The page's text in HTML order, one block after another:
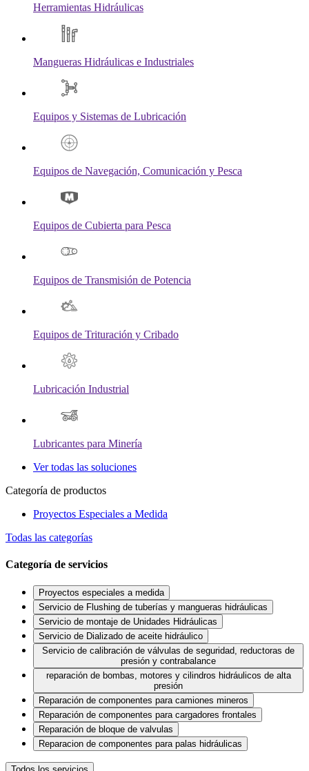
Herramientas Hidráulicas
Mangueras Hidráulicas e Industriales
Equipos y Sistemas de Lubricación
Equipos de Navegación, Comunicación y Pesca
Equipos de Cubierta para Pesca
Equipos de Transmisión de Potencia
Equipos de Trituración y Cribado
Lubricación Industrial
Lubricantes para Minería
Ver todas las soluciones
Categoría de productos
Proyectos Especiales a Medida
Todas las categorías
Categoría de servicios
Proyectos especiales a medida
Servicio de Flushing de tuberías y mangueras hidráulicas
Servicio de montaje de Unidades Hidráulicas
Servicio de Dializado de aceite hidráulico
Servicio de calibración de válvulas de seguridad, reductoras de
presión y contrabalance
reparación de bombas, motores y cilindros hidráulicos de alta
presión
Reparación de componentes para camiones mineros
Reparación de componentes para cargadores frontales
Reparación de bloque de valvulas
Reparacion de componentes para palas hidráulicas